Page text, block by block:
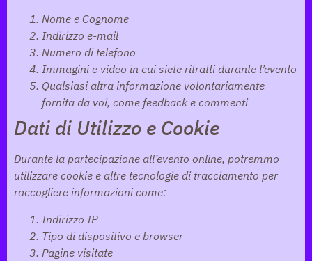
Nome e Cognome
Indirizzo e-mail
Numero di telefono
Immagini e video in cui siete ritratti durante l’evento
Qualsiasi altra informazione volontariamente
fornita da voi, come feedback e commenti
Dati di Utilizzo e Cookie
Durante la partecipazione all’evento online, potremmo
utilizzare cookie e altre tecnologie di tracciamento per
raccogliere informazioni come:
Indirizzo IP
Tipo di dispositivo e browser
Pagine visitate